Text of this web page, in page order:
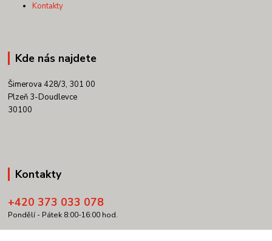
Kontakty
Kde nás najdete
Šimerova 428/3, 301 00
Plzeň 3-Doudlevce
30100
Kontakty
+420 373 033 078
Pondělí - Pátek 8:00-16:00 hod.